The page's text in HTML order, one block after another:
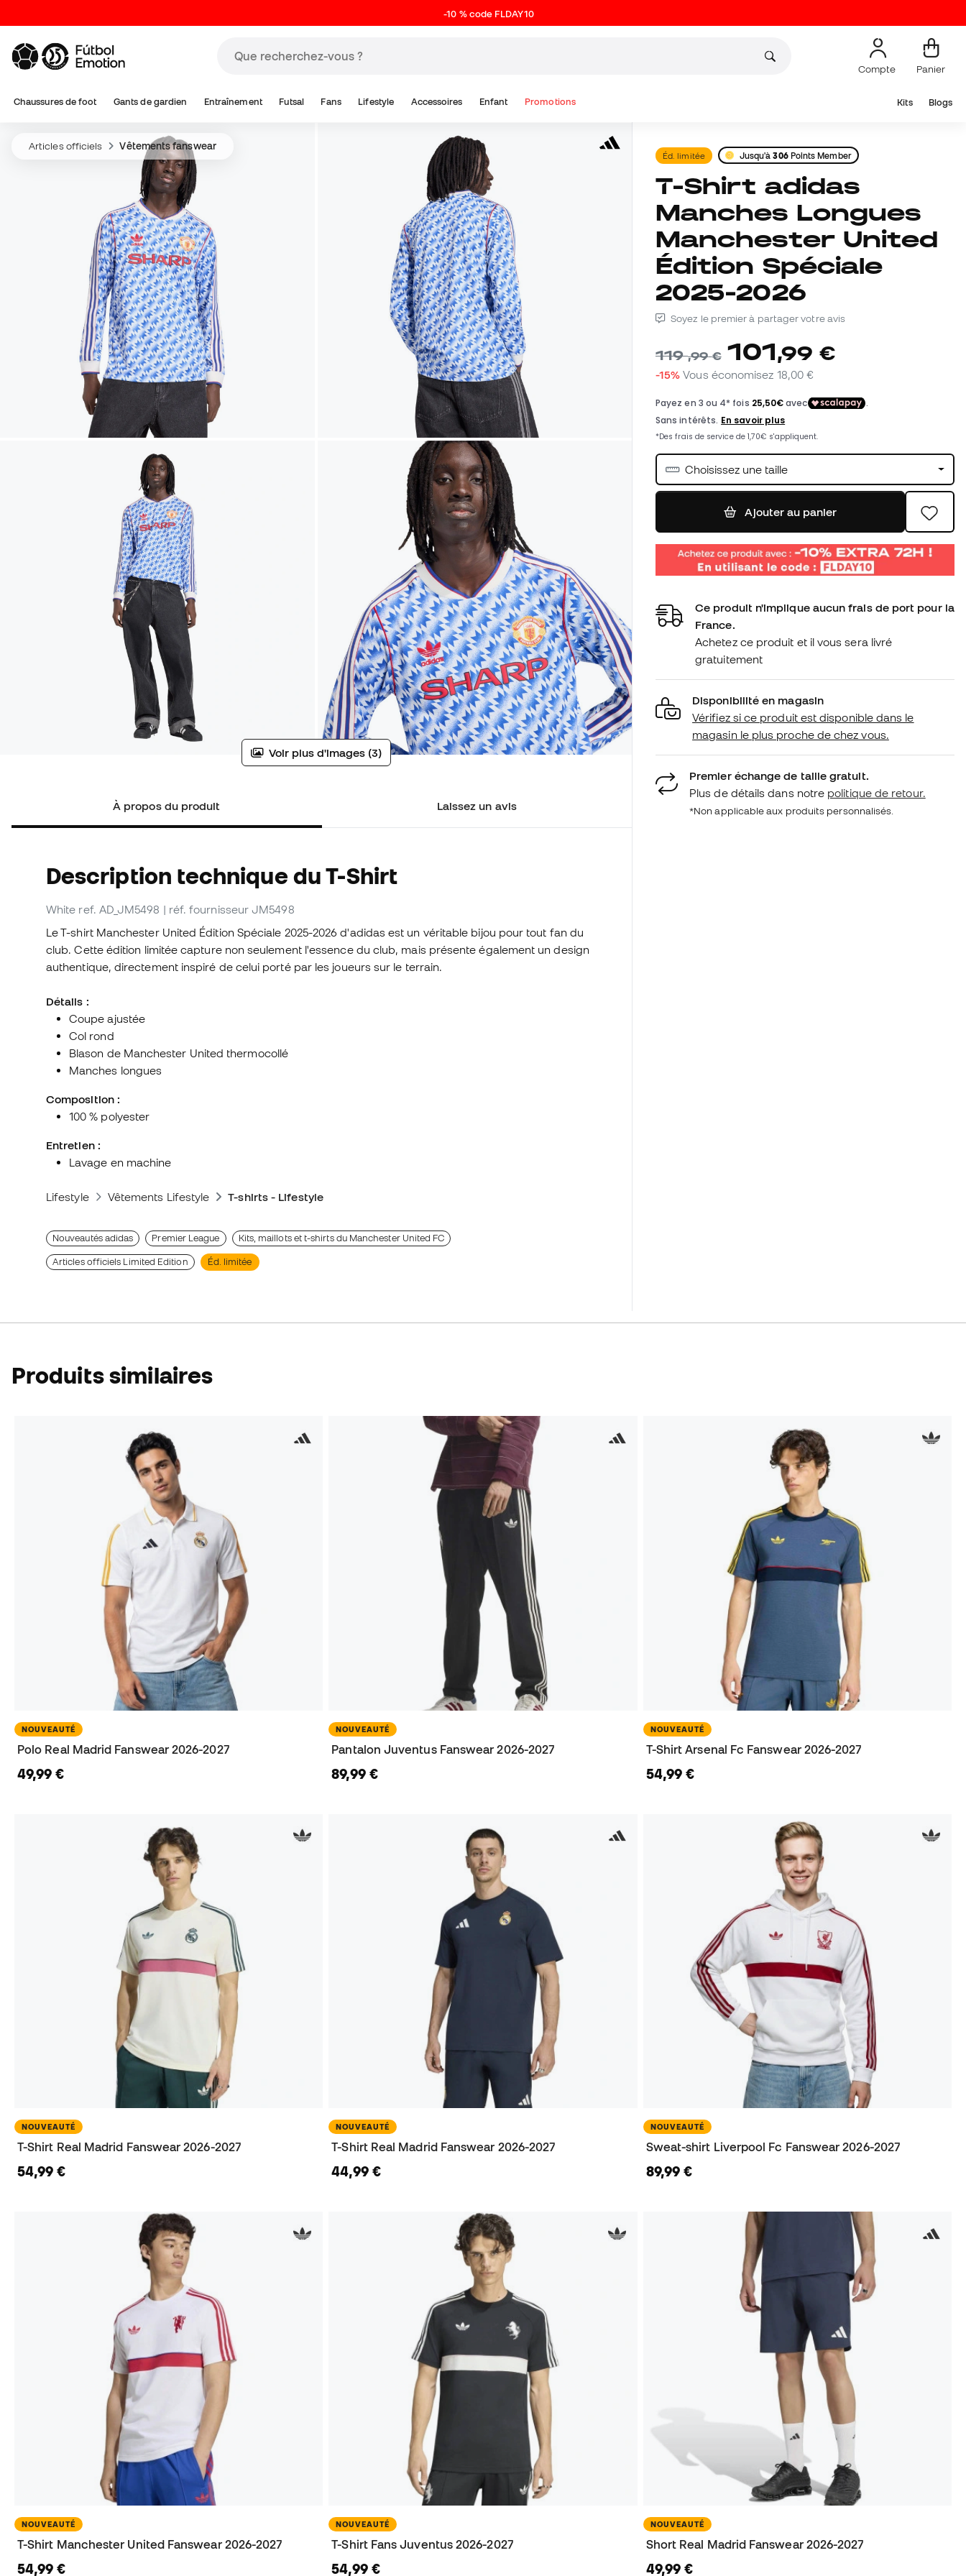
-10 % code FLDAY10
Compte Panier
Chaussures de foot Gants de gardien Entraînement Futsal Fans Lifestyle Accessoires Enfant Promotions Kits Blogs
Articles officiels Vêtements fanswear
Voir plus d'images (3)
À propos du produit Laissez un avis
Description technique du T-Shirt
White ref. AD_JM5498 | réf. fournisseur JM5498
Le T-shirt Manchester United Édition Spéciale 2025-2026 d'adidas est un véritable bijou pour tout fan du
club. Cette édition limitée capture non seulement l'essence du club, mais présente également un design
authentique, directement inspiré de celui porté par les joueurs sur le terrain.
Détails :
Coupe ajustée
Col rond
Blason de Manchester United thermocollé
Manches longues
Composition :
100 % polyester
Entretien :
Lavage en machine
Lifestyle Vêtements Lifestyle T-shirts - Lifestyle
Nouveautés adidas Premier League Kits, maillots et t-shirts du Manchester United FC
Articles officiels Limited Edition Éd. limitée
Éd. limitée Jusqu'à306Points Member
T-Shirt adidas
Manches Longues
Manchester United
Édition Spéciale
2025-2026
Soyez le premier à partager votre avis
119,99 € 101,99 €
-15% Vous économisez 18,00 €
Choisissez une taille
Ajouter au panier
Ce produit n'implique aucun frais de port pour la
France.
Achetez ce produit et il vous sera livré
gratuitement
Disponibilité en magasin
Vérifiez si ce produit est disponible dans le
magasin le plus proche de chez vous.
Premier échange de taille gratuit.
Plus de détails dans notre politique de retour.
*Non applicable aux produits personnalisés.
Produits similaires
NOUVEAUTÉ
Polo Real Madrid Fanswear 2026-2027
49,99 €
NOUVEAUTÉ
Pantalon Juventus Fanswear 2026-2027
89,99 €
NOUVEAUTÉ
T-Shirt Arsenal Fc Fanswear 2026-2027
54,99 €
NOUVEAUTÉ
T-Shirt Real Madrid Fanswear 2026-2027
54,99 €
NOUVEAUTÉ
T-Shirt Real Madrid Fanswear 2026-2027
44,99 €
NOUVEAUTÉ
Sweat-shirt Liverpool Fc Fanswear 2026-2027
89,99 €
NOUVEAUTÉ
T-Shirt Manchester United Fanswear 2026-2027
54,99 €
NOUVEAUTÉ
T-Shirt Fans Juventus 2026-2027
54,99 €
NOUVEAUTÉ
Short Real Madrid Fanswear 2026-2027
49,99 €